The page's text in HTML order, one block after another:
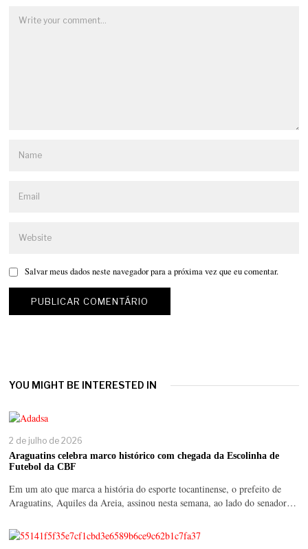
Salvar meus dados neste navegador para a próxima vez que eu comentar.
YOU MIGHT BE INTERESTED IN
2 de julho de 2026
Araguatins celebra marco histórico com chegada da Escolinha de
Futebol da CBF
Em um ato que marca a história do esporte tocantinense, o prefeito de
Araguatins, Aquiles da Areia, assinou nesta semana, ao lado do senador…